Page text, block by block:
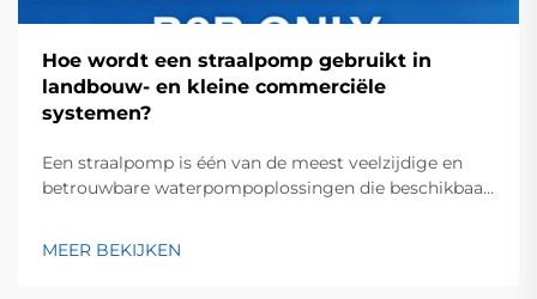
Hoe wordt een straalpomp gebruikt in
landbouw- en kleine commerciële
systemen?
Een straalpomp is één van de meest veelzijdige en
betrouwbare waterpompoplossingen die beschikbaar
maken gebruik van het venturiprincipe om
MEER BEKIJKEN